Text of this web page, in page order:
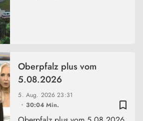
bookmark_border
5. Aug. 202623:31
30:04 Min.
Oberpfalz plus vom
5.08.2026